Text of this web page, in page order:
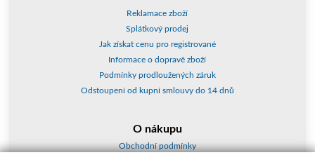
Reklamace zboží
Splátkový prodej
Jak získat cenu pro registrované
Informace o dopravě zboží
Podmínky prodloužených záruk
Odstoupení od kupní smlouvy do 14 dnů
O nákupu
Obchodní podmínky